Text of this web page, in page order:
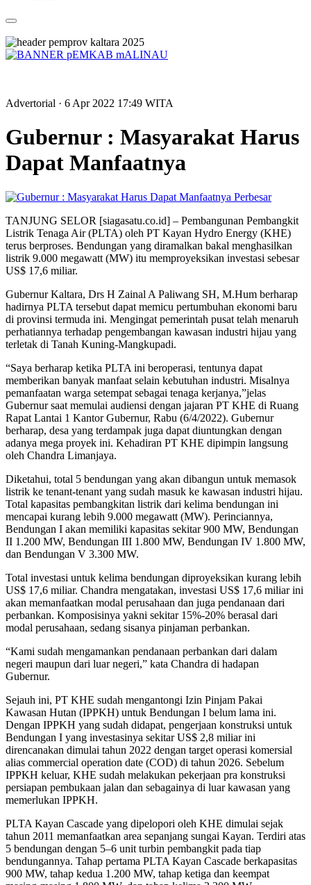
Advertorial · 6 Apr 2022 17:49 WITA
Gubernur : Masyarakat Harus
Dapat Manfaatnya
Perbesar
TANJUNG SELOR [siagasatu.co.id] – Pembangunan Pembangkit
Listrik Tenaga Air (PLTA) oleh PT Kayan Hydro Energy (KHE)
terus berproses. Bendungan yang diramalkan bakal menghasilkan
listrik 9.000 megawatt (MW) itu memproyeksikan investasi sebesar
US$ 17,6 miliar.
Gubernur Kaltara, Drs H Zainal A Paliwang SH, M.Hum berharap
hadirnya PLTA tersebut dapat memicu pertumbuhan ekonomi baru
di provinsi termuda ini. Mengingat pemerintah pusat telah menaruh
perhatiannya terhadap pengembangan kawasan industri hijau yang
terletak di Tanah Kuning-Mangkupadi.
“Saya berharap ketika PLTA ini beroperasi, tentunya dapat
memberikan banyak manfaat selain kebutuhan industri. Misalnya
pemanfaatan warga setempat sebagai tenaga kerjanya,”jelas
Gubernur saat memulai audiensi dengan jajaran PT KHE di Ruang
Rapat Lantai 1 Kantor Gubernur, Rabu (6/4/2022). Gubernur
berharap, desa yang terdampak juga dapat diuntungkan dengan
adanya mega proyek ini. Kehadiran PT KHE dipimpin langsung
oleh Chandra Limanjaya.
Diketahui, total 5 bendungan yang akan dibangun untuk memasok
listrik ke tenant-tenant yang sudah masuk ke kawasan industri hijau.
Total kapasitas pembangkitan listrik dari kelima bendungan ini
mencapai kurang lebih 9.000 megawatt (MW). Perinciannya,
Bendungan I akan memiliki kapasitas sekitar 900 MW, Bendungan
II 1.200 MW, Bendungan III 1.800 MW, Bendungan IV 1.800 MW,
dan Bendungan V 3.300 MW.
Total investasi untuk kelima bendungan diproyeksikan kurang lebih
US$ 17,6 miliar. Chandra mengatakan, investasi US$ 17,6 miliar ini
akan memanfaatkan modal perusahaan dan juga pendanaan dari
perbankan. Komposisinya yakni sekitar 15%-20% berasal dari
modal perusahaan, sedang sisanya pinjaman perbankan.
“Kami sudah mengamankan pendanaan perbankan dari dalam
negeri maupun dari luar negeri,” kata Chandra di hadapan
Gubernur.
Sejauh ini, PT KHE sudah mengantongi Izin Pinjam Pakai
Kawasan Hutan (IPPKH) untuk Bendungan I belum lama ini.
Dengan IPPKH yang sudah didapat, pengerjaan konstruksi untuk
Bendungan I yang investasinya sekitar US$ 2,8 miliar ini
direncanakan dimulai tahun 2022 dengan target operasi komersial
alias commercial operation date (COD) di tahun 2026. Sebelum
IPPKH keluar, KHE sudah melakukan pekerjaan pra konstruksi
persiapan pembukaan jalan dan sebagainya di luar kawasan yang
memerlukan IPPKH.
PLTA Kayan Cascade yang dipelopori oleh KHE dimulai sejak
tahun 2011 memanfaatkan area sepanjang sungai Kayan. Terdiri atas
5 bendungan dengan 5–6 unit turbin pembangkit pada tiap
bendungannya. Tahap pertama PLTA Kayan Cascade berkapasitas
900 MW, tahap kedua 1.200 MW, tahap ketiga dan keempat